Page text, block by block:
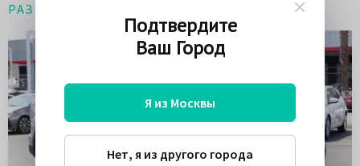
РАЗНОЕ
Подтвердите
Ваш Город
Я из Москвы
Нет, я из другого города